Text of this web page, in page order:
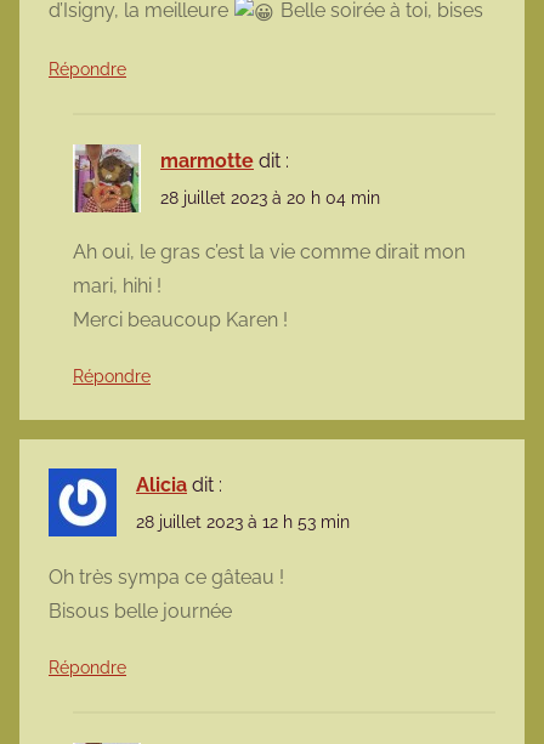
d’Isigny, la meilleure
Belle soirée à toi, bises
Répondre
marmotte dit :
28 juillet 2023 à 20 h 04 min
Ah oui, le gras c’est la vie comme dirait mon
mari, hihi !
Merci beaucoup Karen !
Répondre
Alicia dit :
28 juillet 2023 à 12 h 53 min
Oh très sympa ce gâteau !
Bisous belle journée
Répondre